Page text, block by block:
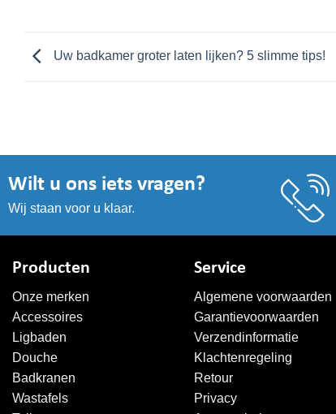
Uw badkamer groter laten lijken? 5 slimme tips!
Wilt u ons iets vragen?
Wij staan voor u klaar.
Producten
Onze merken
Accessoires
Ligbaden
Douche
Badkranen
Wastafels
Service
Algemene voorwaarden
Garantievoorwaarden
Verzendinformatie
Klachtenregeling
Retour
Privacy